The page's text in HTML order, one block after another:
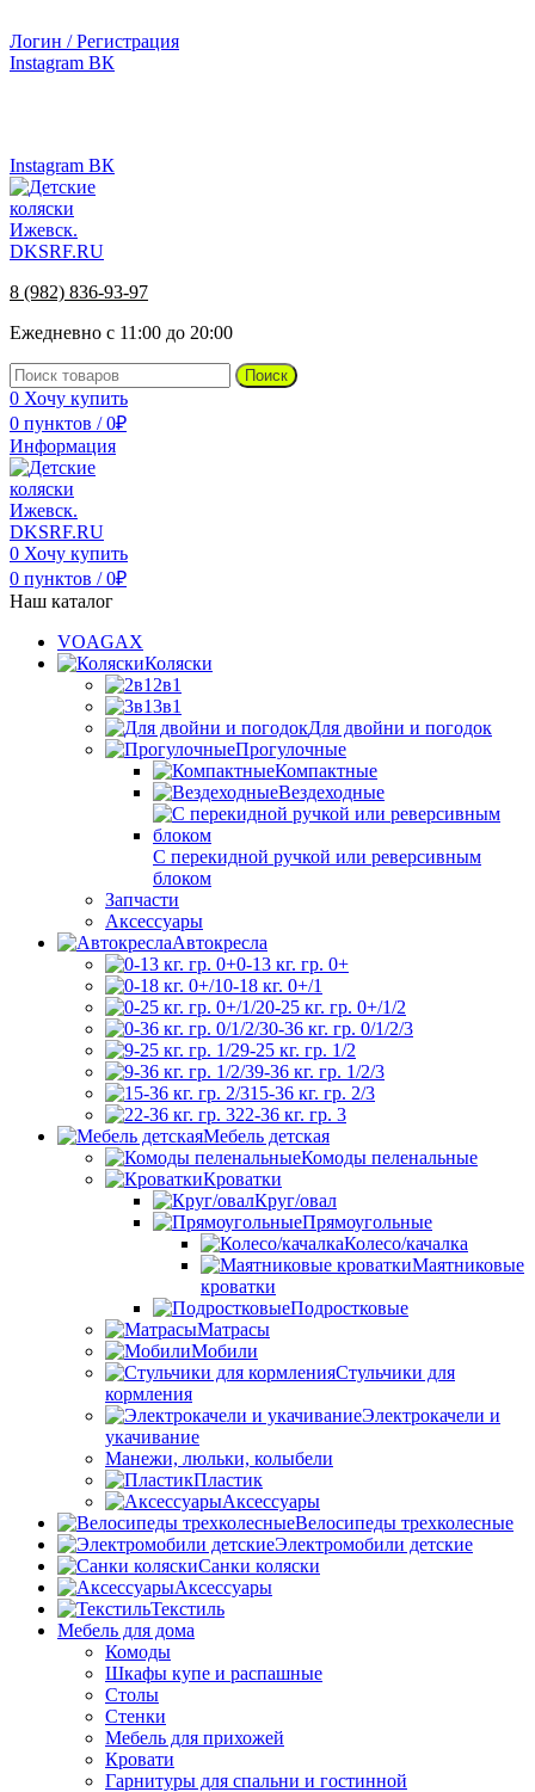
Логин / Регистрация
Instagram ВК
Instagram ВК
8 (982) 836-93-97
Ежедневно с 11:00 до 20:00
Поиск
0 Хочу купить
0 пунктов / 0₽
Информация
0 Хочу купить
0 пунктов / 0₽
Наш каталог
VOAGAX
Коляски
2в1
3в1
Для двойни и погодок
Прогулочные
Компактные
Вездеходные
С перекидной ручкой или реверсивным
блоком
Запчасти
Аксессуары
Автокресла
0-13 кг. гр. 0+
0-18 кг. 0+/1
0-25 кг. гр. 0+/1/2
0-36 кг. гр. 0/1/2/3
9-25 кг. гр. 1/2
9-36 кг. гр. 1/2/3
15-36 кг. гр. 2/3
22-36 кг. гр. 3
Мебель детская
Комоды пеленальные
Кроватки
Круг/овал
Прямоугольные
Колесо/качалка
Маятниковые
кроватки
Подростковые
Матрасы
Мобили
Стульчики для
кормления
Электрокачели и
укачивание
Манежи, люльки, колыбели
Пластик
Аксессуары
Велосипеды трехколесные
Электромобили детские
Санки коляски
Аксессуары
Текстиль
Мебель для дома
Комоды
Шкафы купе и распашные
Столы
Стенки
Мебель для прихожей
Кровати
Гарнитуры для спальни и гостинной